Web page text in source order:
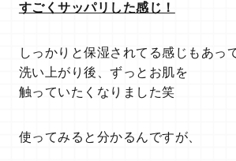
すごくサッパリした感じ！
しっかりと保湿されてる感じもあっ
洗い上がり後、ずっとお肌を
触っていたくなりました笑
使ってみると分かるんですが、